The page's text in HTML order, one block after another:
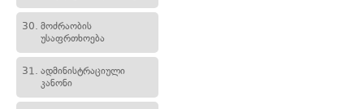
30. მოძრაობის
უსაფრთხოება
31. ადმინისტრაციული
კანონი